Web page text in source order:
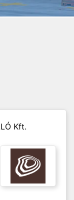
Kft.